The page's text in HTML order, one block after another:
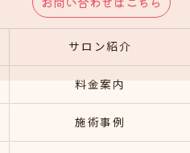
サロン紹介
料金案内
施術事例